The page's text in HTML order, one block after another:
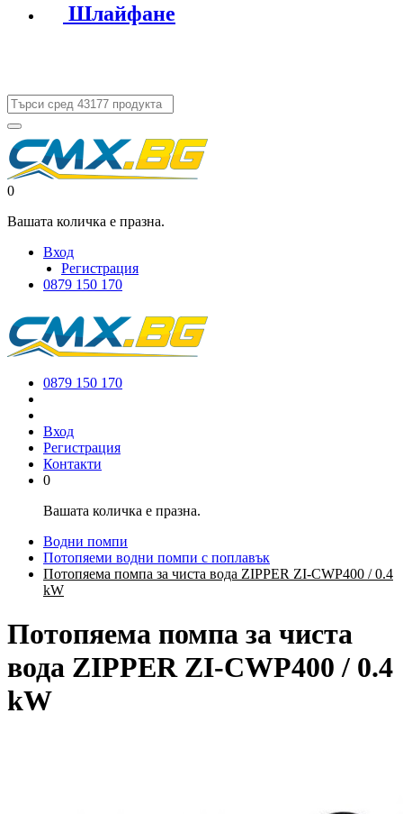
Шлайфане
0
Вашата количка е празна.
Вход
Регистрация
0879 150 170
0879 150 170
Вход
Регистрация
Контакти
0
Вашата количка е празна.
Водни помпи
Потопяеми водни помпи с поплавък
Потопяема помпа за чиста вода ZIPPER ZI-CWP400 / 0.4
kW
Потопяема помпа за чиста
вода ZIPPER ZI-CWP400 / 0.4
kW